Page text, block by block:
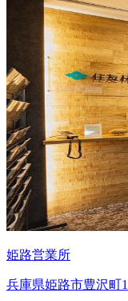
姫路営業所
兵庫県姫路市豊沢町